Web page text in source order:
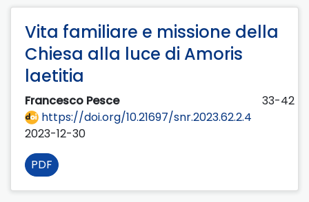
Vita familiare e missione della
Chiesa alla luce di Amoris
laetitia
Francesco Pesce
33-42
https://doi.org/10.21697/snr.2023.62.2.4
2023-12-30
PDF